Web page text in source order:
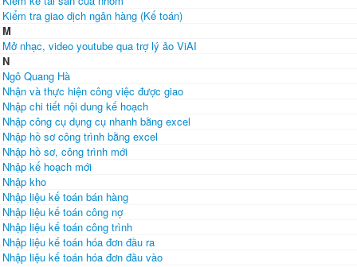
Kiểm tra giao dịch ngân hàng (Kế toán)
M
Mở nhạc, video youtube qua trợ lý ảo ViAI
N
Ngô Quang Hà
Nhận và thực hiện công việc được giao
Nhập chi tiết nội dung kế hoạch
Nhập công cụ dụng cụ nhanh bằng excel
Nhập hồ sơ công trình bằng excel
Nhập hồ sơ, công trình mới
Nhập kế hoạch mới
Nhập kho
Nhập liệu kế toán bán hàng
Nhập liệu kế toán công nợ
Nhập liệu kế toán công trình
Nhập liệu kế toán hóa đơn đầu ra
Nhập liệu kế toán hóa đơn đầu vào